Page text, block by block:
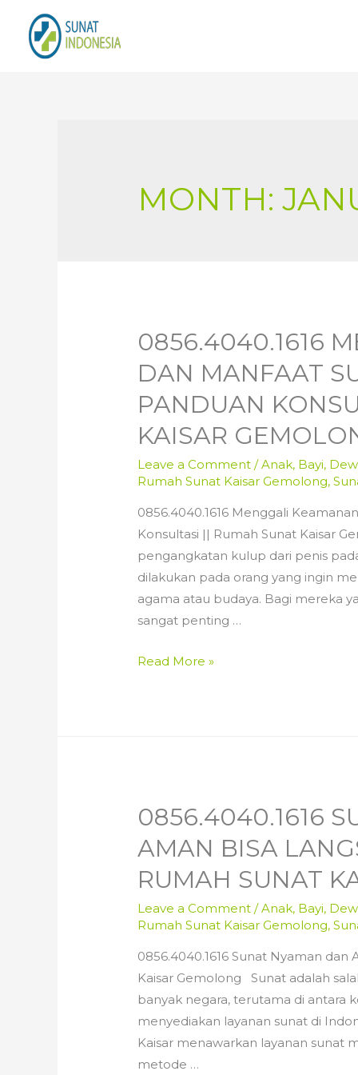
MONTH:
0856.4040.1616
DAN MANFAAT
PANDUAN
KAISAR
Leave a Comment /Anak, Bayi,
Rumah Sunat Kaisar Gemolong,
0856.4040.1616 Menggali
Konsultasi || Rumah Sunat Kaisar
pengangkatan kulup dari penis
dilakukan pada orang yang ingin
agama atau budaya. Bagi mereka
sangat penting …
0856.4040.1616
:
Konsultasi
||
Sunat
Gemolong
Read More »
0856.4040.1616
AMAN BISA
RUMAH SUNAT
Leave a Comment /Anak, Bayi,
Rumah Sunat Kaisar Gemolong,
0856.4040.1616 Sunat Nyaman
Kaisar Gemolong Sunat adalah
banyak negara, terutama di antara
menyediakan layanan sunat di
Kaisar menawarkan layanan sunat
metode …